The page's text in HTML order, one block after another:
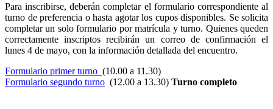
Para inscribirse, deberán completar el formulario correspondiente al
turno de preferencia o hasta agotar los cupos disponibles. Se solicita
completar un solo formulario por matrícula y turno. Quienes queden
correctamente inscriptos recibirán un correo de confirmación el
lunes 4 de mayo, con la información detallada del encuentro.
Formulario primer turno (10.00 a 11.30)
Formulario segundo turno (12.00 a 13.30) Turno completo